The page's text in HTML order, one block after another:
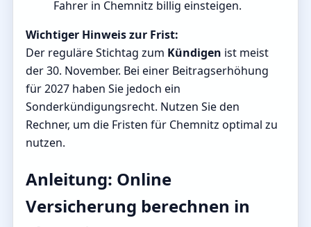
Fahrer in Chemnitz billig einsteigen.
Wichtiger Hinweis zur Frist:
Der reguläre Stichtag zum Kündigen ist meist
der 30. November. Bei einer Beitragserhöhung
für 2027 haben Sie jedoch ein
Sonderkündigungsrecht. Nutzen Sie den
Rechner, um die Fristen für Chemnitz optimal zu
nutzen.
Anleitung: Online
Versicherung berechnen in